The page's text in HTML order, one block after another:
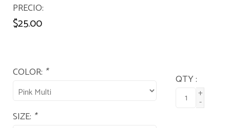
PRECIO
$25.00
COLOR: *
SIZE: *
QTY :
+
-